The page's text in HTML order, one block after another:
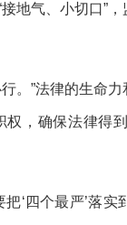
地气、小切口”
。”法律的生命
，确保法律得
‘四个最严’落